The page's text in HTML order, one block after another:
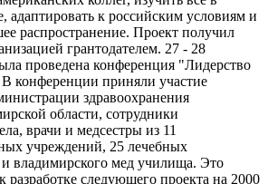
адаптировать к российским условиям и
распространение. Проект получил
грантодателем. 27 - 28
проведена конференция "Лидерство
конференции приняли участие
здравоохранения
области, сотрудники
врачи и медсестры из 11
учреждений, 25 лечебных
владимирского мед училища. Это
следующего проекта на 2000